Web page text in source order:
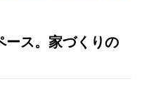
ース。家づくりの